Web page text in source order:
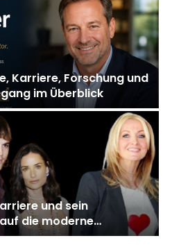
Karriere, Forschung und
im Überblick
und sein
die moderne